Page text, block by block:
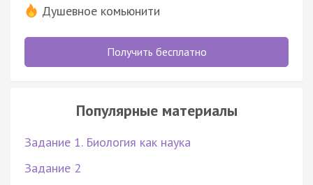
Душевное комьюнити
Получить бесплатно
Популярные материалы
Задание 1. Биология как наука
Задание 2